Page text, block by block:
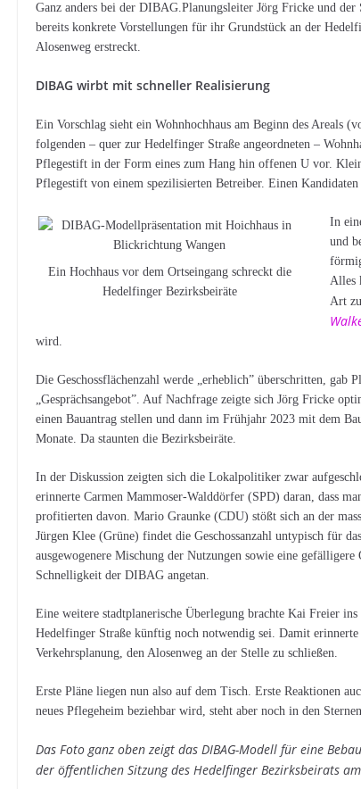
Ganz anders bei der DIBAG.Planungsleiter Jörg Fricke und
bereits konkrete Vorstellungen für ihr Grundstück an der
Alosenweg erstreckt.
DIBAG wirbt mit schneller Realisierung
Ein Vorschlag sieht ein Wohnhochhaus am Beginn des Areals
folgenden – quer zur Hedelfinger Straße angeordneten –
Pflegestift in der Form eines zum Hang hin offenen U vor.
Pflegestift von einem spezilisierten Betreiber. Einen
Ein Hochhaus vor dem Ortseingang schreckt die
Hedelfinger Bezirksbeiräte
In
und
Alles
Art
wird.
Die Geschossflächenzahl werde „erheblich” überschritten, gab
„Gesprächsangebot”. Auf Nachfrage zeigte sich Jörg Fricke
einen Bauantrag stellen und dann im Frühjahr 2023 mit dem
Monate. Da staunten die Bezirksbeiräte.
In der Diskussion zeigten sich die Lokalpolitiker zwar
erinnerte Carmen Mammoser-Walddörfer (SPD) daran, dass
profitierten davon. Mario Graunke (CDU) stößt sich an der
Jürgen Klee (Grüne) findet die Geschossanzahl untypisch für
ausgewogenere Mischung der Nutzungen sowie eine
Schnelligkeit der DIBAG angetan.
Eine weitere stadtplanerische Überlegung brachte Kai Freier
Hedelfinger Straße künftig noch notwendig sei. Damit
Verkehrsplanung, den Alosenweg an der Stelle zu schließen.
Erste Pläne liegen nun also auf dem Tisch. Erste Reaktionen
neues Pflegeheim beziehbar wird, steht aber noch in den
Das Foto ganz oben zeigt das DIBAG-Modell für eine
der öffentlichen Sitzung des Hedelfinger Bezirksbeirats